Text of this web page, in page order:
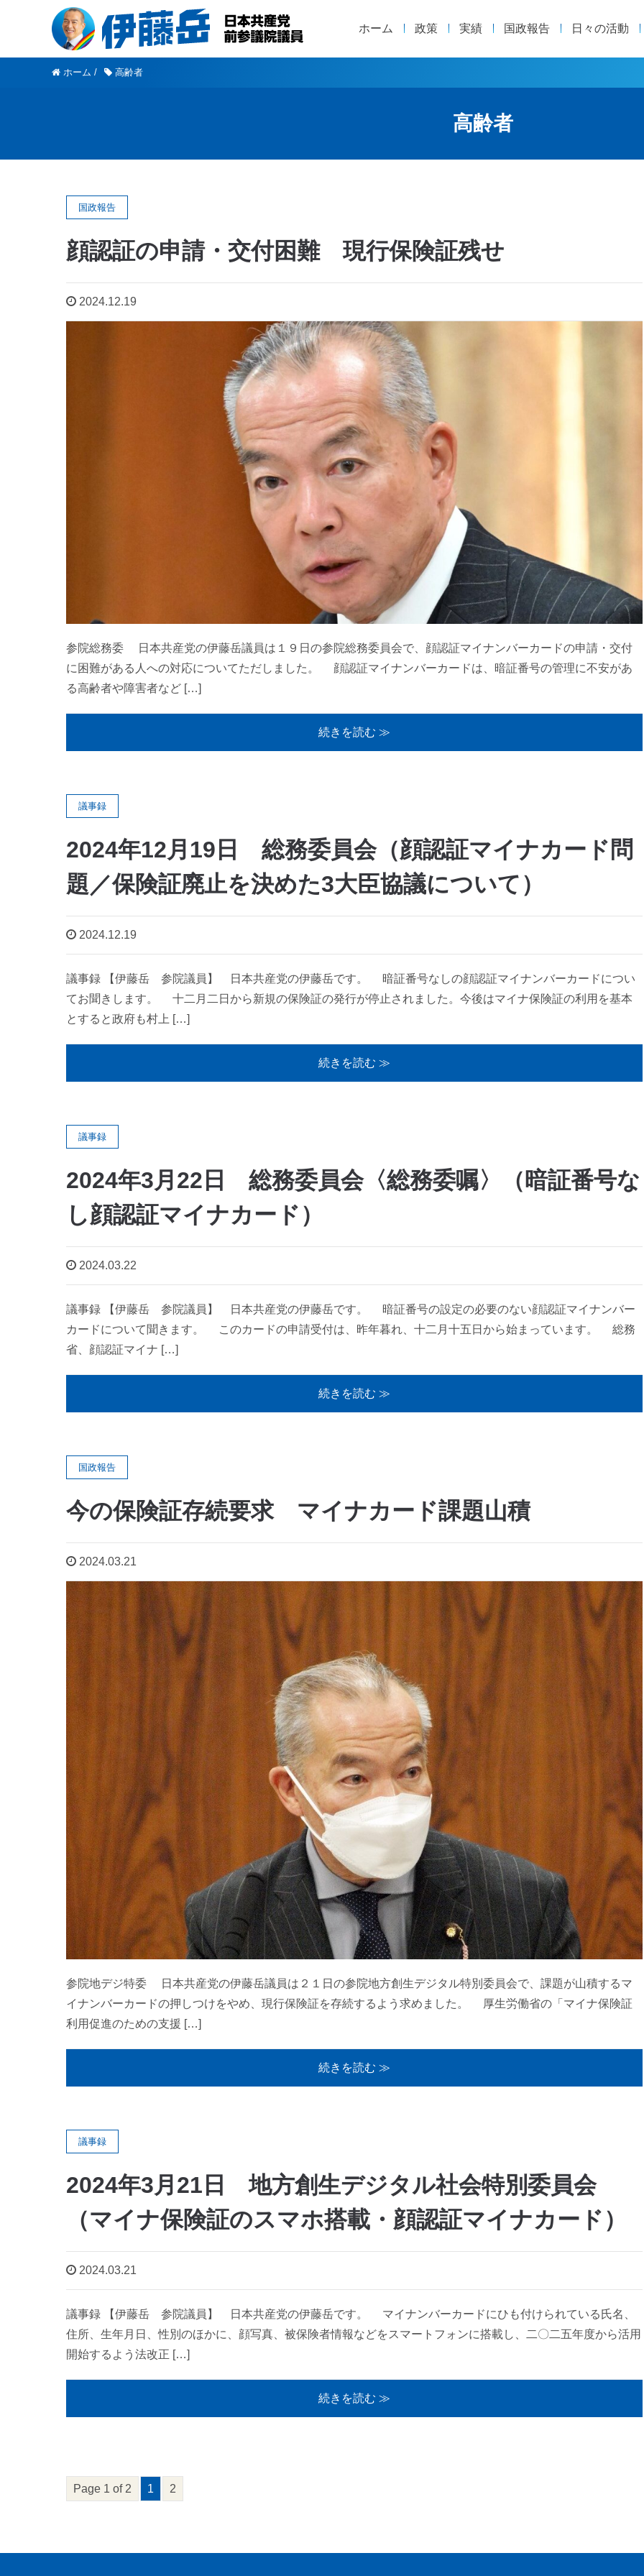
ホーム 政策 実績 国政報告 日々の活動
ホーム / 高齢者
高齢者
国政報告
顔認証の申請・交付困難 現行保険証残せ
2024.12.19
参院総務委 日本共産党の伊藤岳議員は１９日の参院総務委員会で、顔認証マイナンバーカードの申請・交付
に困難がある人への対応についてただしました。 顔認証マイナンバーカードは、暗証番号の管理に不安があ
る高齢者や障害者など […]
続きを読む ≫
議事録
2024年12月19日 総務委員会（顔認証マイナカード問
題／保険証廃止を決めた3大臣協議について）
2024.12.19
議事録 【伊藤岳 参院議員】 日本共産党の伊藤岳です。 暗証番号なしの顔認証マイナンバーカードについ
てお聞きします。 十二月二日から新規の保険証の発行が停止されました。今後はマイナ保険証の利用を基本
とすると政府も村上 […]
続きを読む ≫
議事録
2024年3月22日 総務委員会〈総務委嘱〉（暗証番号な
し顔認証マイナカード）
2024.03.22
議事録 【伊藤岳 参院議員】 日本共産党の伊藤岳です。 暗証番号の設定の必要のない顔認証マイナンバー
カードについて聞きます。 このカードの申請受付は、昨年暮れ、十二月十五日から始まっています。 総務
省、顔認証マイナ […]
続きを読む ≫
国政報告
今の保険証存続要求 マイナカード課題山積
2024.03.21
参院地デジ特委 日本共産党の伊藤岳議員は２１日の参院地方創生デジタル特別委員会で、課題が山積するマ
イナンバーカードの押しつけをやめ、現行保険証を存続するよう求めました。 厚生労働省の「マイナ保険証
利用促進のための支援 […]
続きを読む ≫
議事録
2024年3月21日 地方創生デジタル社会特別委員会
（マイナ保険証のスマホ搭載・顔認証マイナカード）
2024.03.21
議事録 【伊藤岳 参院議員】 日本共産党の伊藤岳です。 マイナンバーカードにひも付けられている氏名、
住所、生年月日、性別のほかに、顔写真、被保険者情報などをスマートフォンに搭載し、二〇二五年度から活用
開始するよう法改正 […]
続きを読む ≫
Page 1 of 2 1 2